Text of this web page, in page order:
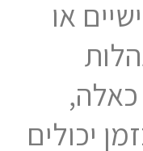
או
יכולים